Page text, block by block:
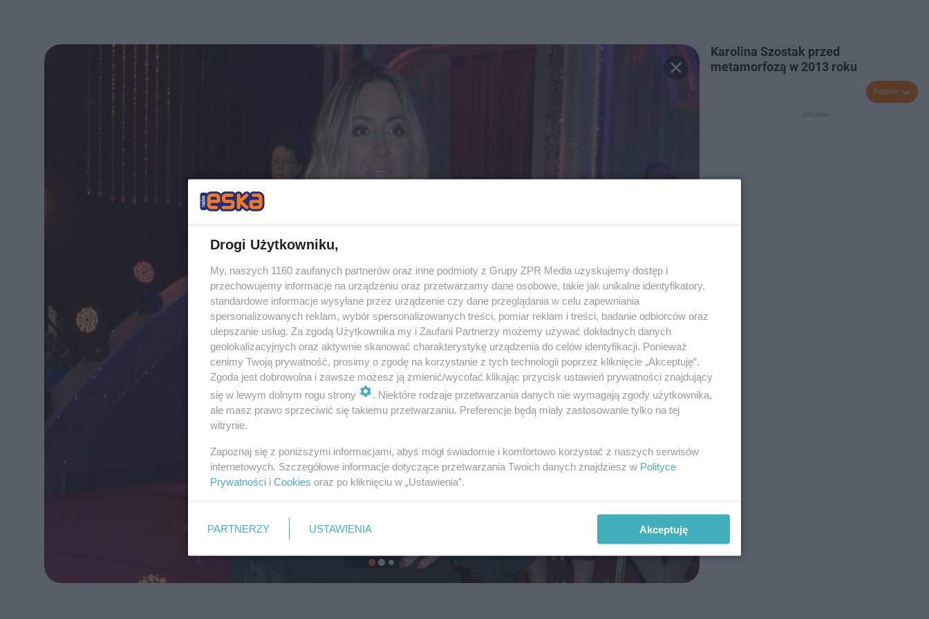
Karolina Szostak przed
metamorfozą w 2013 roku
Rozwiń
Drogi Użytkowniku,
My, naszych 1160 zaufanych partnerów oraz inne podmioty z Grupy ZPR Media uzyskujemy dostęp i
przechowujemy informacje na urządzeniu oraz przetwarzamy dane osobowe, takie jak unikalne identyfikatory,
standardowe informacje wysyłane przez urządzenie czy dane przeglądania w celu zapewniania
spersonalizowanych reklam, wybór spersonalizowanych treści, pomiar reklam i treści, badanie odbiorców oraz
ulepszanie usług. Za zgodą Użytkownika my i Zaufani Partnerzy możemy używać dokładnych danych
geolokalizacyjnych oraz aktywnie skanować charakterystykę urządzenia do celów identyfikacji. Ponieważ
cenimy Twoją prywatność, prosimy o zgodę na korzystanie z tych technologii poprzez kliknięcie „Akceptuję”.
Zgoda jest dobrowolna i zawsze możesz ją zmienić/wycofać klikając przycisk ustawień prywatności znajdujący
się w lewym dolnym rogu strony
. Niektóre rodzaje przetwarzania danych nie wymagają zgody użytkownika,
ale masz prawo sprzeciwić się takiemu przetwarzaniu. Preferencje będą miały zastosowanie tylko na tej
witrynie.
Zapoznaj się z poniższymi informacjami, abyś mógł świadomie i komfortowo korzystać z naszych serwisów
internetowych. Szczegółowe informacje dotyczące przetwarzania Twoich danych znajdziesz w Polityce
Prywatności i Cookies oraz po kliknięciu w „Ustawienia”.
PARTNERZY USTAWIENIA Akceptuję